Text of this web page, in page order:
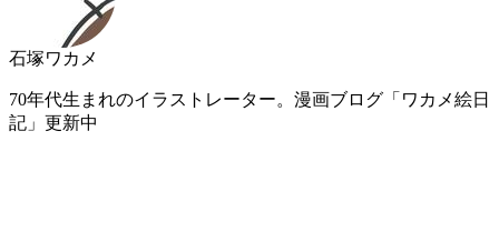
石塚ワカメ
70年代生まれのイラストレーター。漫画ブログ「ワカメ絵日
記」更新中